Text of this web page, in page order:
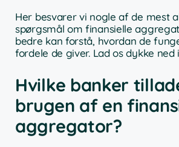
Her besvarer vi nogle af de mest
spørgsmål om finansielle
bedre kan forstå, hvordan de
fordele de giver. Lad os dykke ned
Hvilke banker
brugen af en
aggregator?